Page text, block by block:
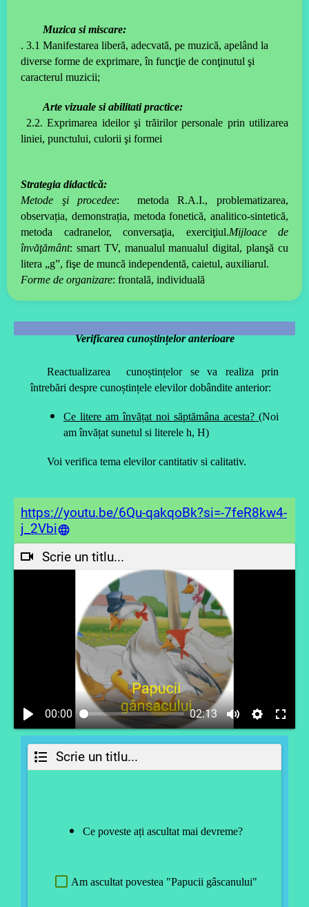
Muzica si miscare:
. 3.1 Manifestarea liberă, adecvată, pe muzică, apelând la
diverse forme de exprimare, în funcţie de conţinutul şi
caracterul muzicii;
Arte vizuale si abilitati practice:
2.2. Exprimarea ideilor şi trăirilor personale prin utilizarea
liniei, punctului, culorii şi formei
Strategia didactică:
Metode şi procedee: metoda R.A.I., problematizarea,
observația, demonstrația, metoda fonetică, analitico-sintetică,
metoda cadranelor, conversaţia, exerciţiul.Mijloace de
învăţământ: smart TV, manualul manualul digital, planşă cu
litera „g”, fişe de muncă independentă, caietul, auxiliarul.
Forme de organizare: frontală, individuală
Verificarea cunoștințelor anterioare
Reactualizarea cunoștințelor se va realiza prin
întrebări despre cunoștințele elevilor dobândite anterior:
Ce litere am învățat noi săptămâna acesta? (Noi
am învățat sunetul si literele h, H)
Voi verifica tema elevilor cantitativ si calitativ.
https://youtu.be/6Qu-qakqoBk?si=-7feR8kw4-
j_2Vbi
Scrie un titlu...
00:00 02:13
Scrie un titlu...
Ce poveste ați ascultat mai devreme?
Am ascultat povestea "Papucii gâscanului"